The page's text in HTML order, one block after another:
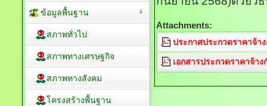
Attachments:
ประกาศประกวดราคาจ้า
เอกสารประกวดราคาจ้า
ข้อมูลพื้นฐาน
สภาพทั่วไป
สภาพทางเศรษฐกิจ
สภาพทางสังคม
โครงสร้างพื้นฐาน